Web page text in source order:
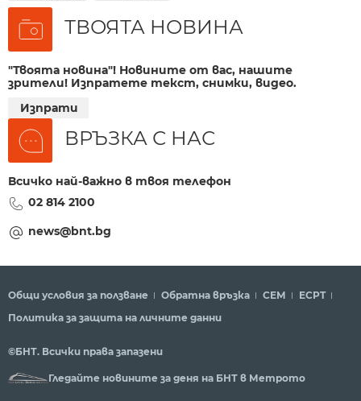
ТВОЯТА НОВИНА
"Твоята новина"! Новините от вас, нашите
зрители! Изпратете текст, снимки, видео.
Изпрати
ВРЪЗКА С НАС
Всичко най-важно в твоя телефон
02 814 2100
news@bnt.bg
Общи условия за ползване Обратна връзка СЕМ
ECPT
Политика за защита на личните данни
©БНТ. Всички права запазени
Гледайте новините за деня на БНТ в Метрото